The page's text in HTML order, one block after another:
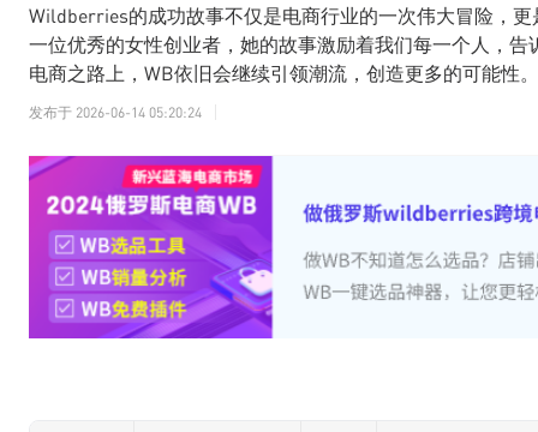
Wildberries的成功故事不仅是电商行业的一次伟大冒险，
一位优秀的女性创业者，她的故事激励着我们每一个人，
电商之路上，WB依旧会继续引领潮流，创造更多的可能性。
发布于 2026-06-14 05:20:24